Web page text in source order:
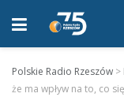
Polskie Radio Rzeszów >
że ma wpływ na to, co